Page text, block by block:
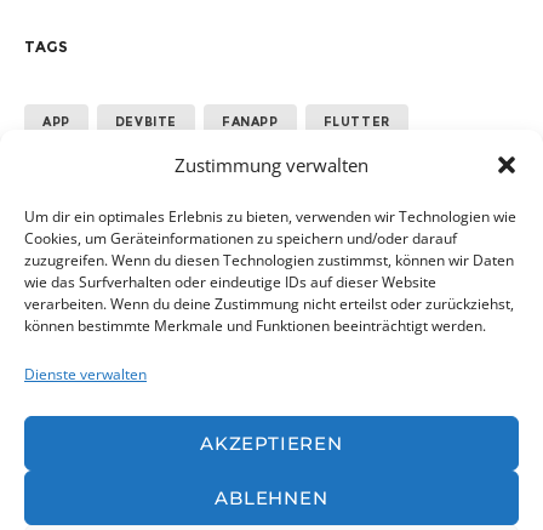
Zustimmung verwalten
Um dir ein optimales Erlebnis zu bieten, verwenden wir Technologien wie
Cookies, um Geräteinformationen zu speichern und/oder darauf
zuzugreifen. Wenn du diesen Technologien zustimmst, können wir Daten
wie das Surfverhalten oder eindeutige IDs auf dieser Website
verarbeiten. Wenn du deine Zustimmung nicht erteilst oder zurückziehst,
können bestimmte Merkmale und Funktionen beeinträchtigt werden.
Dienste verwalten
AKZEPTIEREN
ABLEHNEN
TAGS
APP DEVBITE FANAPP FLUTTER
MANNSCHAFT PERFORMANCE
SPORT TEAM
ALLE ANZEIGEN
© devbite |AGB|Datenschutz|Impressum|Cookie-Richtlie